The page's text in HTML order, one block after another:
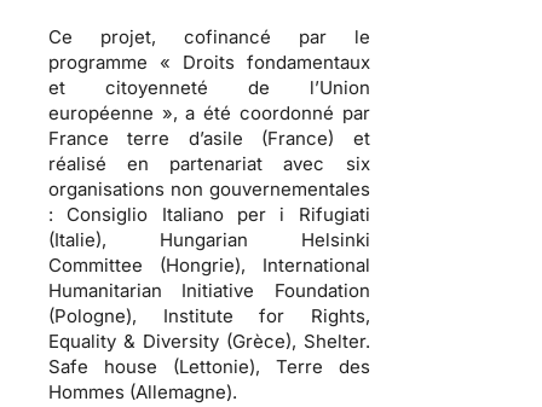
Ce projet, cofinancé par le
programme « Droits fondamentaux
et citoyenneté de l’Union
européenne », a été coordonné par
France terre d’asile (France) et
réalisé en partenariat avec six
organisations non gouvernementales
: Consiglio Italiano per i Rifugiati
(Italie), Hungarian Helsinki
Committee (Hongrie), International
Humanitarian Initiative Foundation
(Pologne), Institute for Rights,
Equality & Diversity (Grèce), Shelter.
Safe house (Lettonie), Terre des
Hommes (Allemagne).